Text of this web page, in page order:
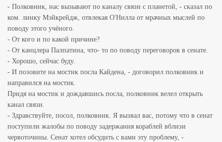
- Полковник, нас вызывают по каналу связи с планетой, - сказал по
ком. линку Мэйкрейдж, отвлекая О'Нилла от мрачных мыслей по
поводу этого учёного.
- От кого и по какой причине?
- От канцлера Палпатина, что- то по поводу переговоров в сенате.
- Хорошо, сейчас буду.
- И позовите на мостик посла Кайдена, - договорил полковник и
направился на мостик.
Придя на мостик и дождавшись посла, полковник велел открыть
канал связи.
- Здравствуйте, посол, полковник. Я вызвал вас, потому что в сенат
поступили жалобы по поводу задержания кораблей вблизи
червоточины. Сенат хотел обсудить с вами эту проблему, -